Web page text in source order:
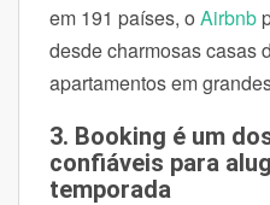
em 191 países, o Airbnb
desde charmosas casas
apartamentos em
3. Booking é um
confiáveis para
temporada